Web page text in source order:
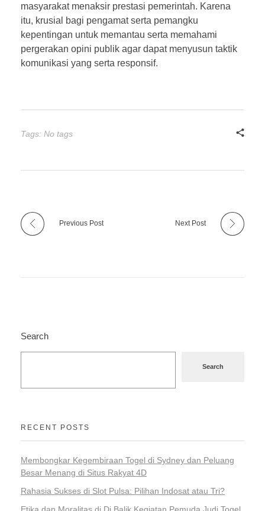
masyarakat menaksir prestasi pemerintah. Karena
itu, krusial bagi pengamat serta pemangku
kepentingan untuk memantau serta memahami
pergerakan opini publik agar dapat menyusun taktik
komunikasi yang serta responsif.
Tags: No tags
Previous Post Next Post
Search
Search
RECENT POSTS
Membongkar Kegembiraan Togel di Sydney dan Peluang
Besar Menang di Situs Rakyat 4D
Rahasia Sukses di Slot Pulsa: Pilihan Indosat atau Tri?